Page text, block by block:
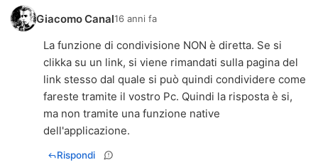
Giacomo Canal16 anni fa
La funzione di condivisione NON è diretta. Se si
clikka su un link, si viene rimandati sulla pagina del
link stesso dal quale si può quindi condividere come
fareste tramite il vostro Pc. Quindi la risposta è si,
ma non tramite una funzione native
dell'applicazione.
Rispondi